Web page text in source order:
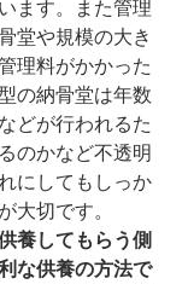
ます。また管理
堂や規模の大き
理料がかかった
の納骨堂は年数
どが行われるた
のかなど不透明
にしてもしっか
大切です。
養してもらう側
な供養の方法で